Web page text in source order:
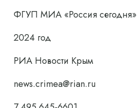
ФГУП МИА «Россия сегодня»
2024 год
РИА Новости Крым
news.crimea@rian.ru